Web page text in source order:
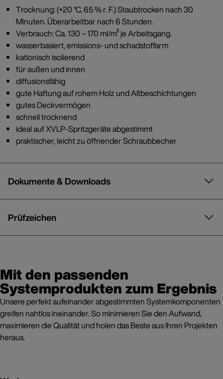
Trocknung: (+20 °C, 65 % r. F.) Staubtrocken nach 30
Minuten. Überarbeitbar nach 6 Stunden.
Verbrauch: Ca. 130 – 170 ml/m² je Arbeitsgang.
wasserbasiert, emissions- und schadstoffarm
kationisch isolierend
für außen und innen
diffusionsfähig
gute Haftung auf rohem Holz und Altbeschichtungen
gutes Deckvermögen
schnell trocknend
ideal auf XVLP-Spritzgeräte abgestimmt
praktischer, leicht zu öffnender Schraubbecher
Dokumente & Downloads
Prüfzeichen
Mit den passenden
Systemprodukten zum Ergebnis
Unsere perfekt aufeinander abgestimmten Systemkomponenten
greifen nahtlos ineinander. So minimieren Sie den Aufwand,
maximieren die Qualität und holen das Beste aus Ihren Projekten
heraus.